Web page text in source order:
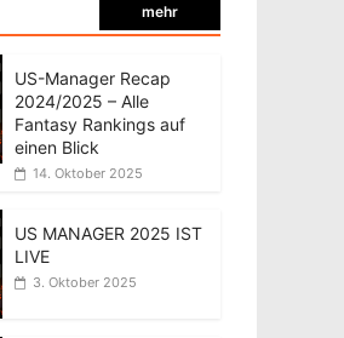
mehr
US-Manager Recap
2024/2025 – Alle
Fantasy Rankings auf
einen Blick
14. Oktober 2025
US MANAGER 2025 IST
LIVE
3. Oktober 2025